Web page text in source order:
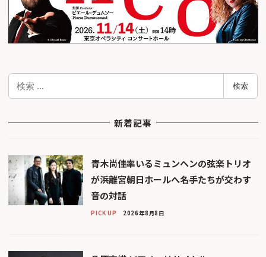
検
検索
新着記事
青木尚佳率いるミュンヘンの弦楽トリオ
が浜離宮朝日ホールへ――名手たちが交わす
音の対話
PICK UP 2026年8月8日